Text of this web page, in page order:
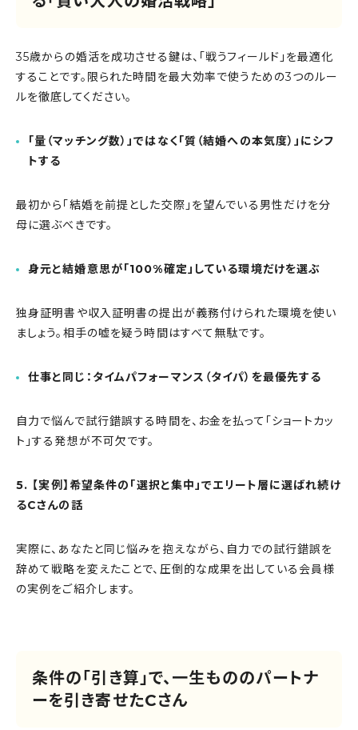
35歳からの婚活を成功させる鍵は、「戦うフィールド」を最適化
することです。限られた時間を最大効率で使うための3つのルー
ルを徹底してください。
「量（マッチング数）」ではなく「質（結婚への本気度）」にシフ
トする
最初から「結婚を前提とした交際」を望んでいる男性だけを分
母に選ぶべきです。
身元と結婚意思が「100%確定」している環境だけを選ぶ
独身証明書や収入証明書の提出が義務付けられた環境を使い
ましょう。相手の嘘を疑う時間はすべて無駄です。
仕事と同じ：タイムパフォーマンス（タイパ）を最優先する
自力で悩んで試行錯誤する時間を、お金を払って「ショートカッ
ト」する発想が不可欠です。
5. 【実例】希望条件の「選択と集中」でエリート層に選ばれ続け
るCさんの話
実際に、あなたと同じ悩みを抱えながら、自力での試行錯誤を
辞めて戦略を変えたことで、圧倒的な成果を出している会員様
の実例をご紹介します。
条件の「引き算」で、一生もののパートナ
ーを引き寄せたCさん